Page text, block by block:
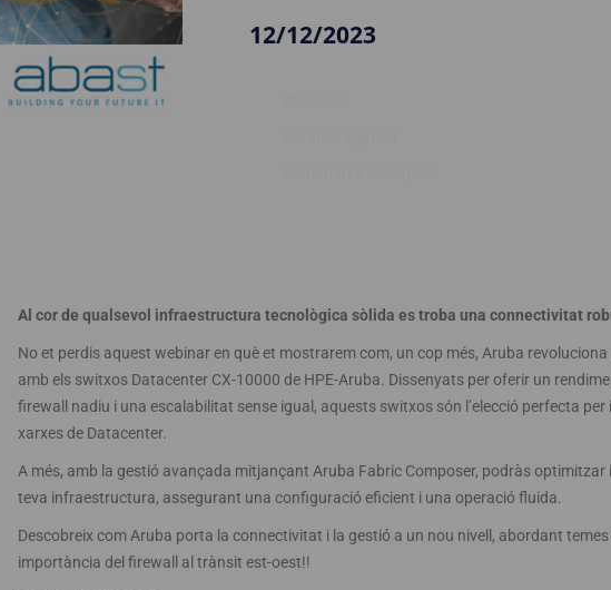
12/12/2023
Al cor de qualsevol infraestructura tecnològica sòlida es troba una connectivitat
No et perdis aquest webinar en què et mostrarem com, un cop més, Aruba
amb els switxos Datacenter CX-10000 de HPE-Aruba. Dissenyats per oferir un
firewall nadiu i una escalabilitat sense igual, aquests switxos són l’elecció perfecta
xarxes de Datacenter.
A més, amb la gestió avançada mitjançant Aruba Fabric Composer, podràs optimitzar
teva infraestructura, assegurant una configuració eficient i una operació fluida.
Descobreix com Aruba porta la connectivitat i la gestió a un nou nivell, abordant
importància del firewall al trànsit est-oest!!